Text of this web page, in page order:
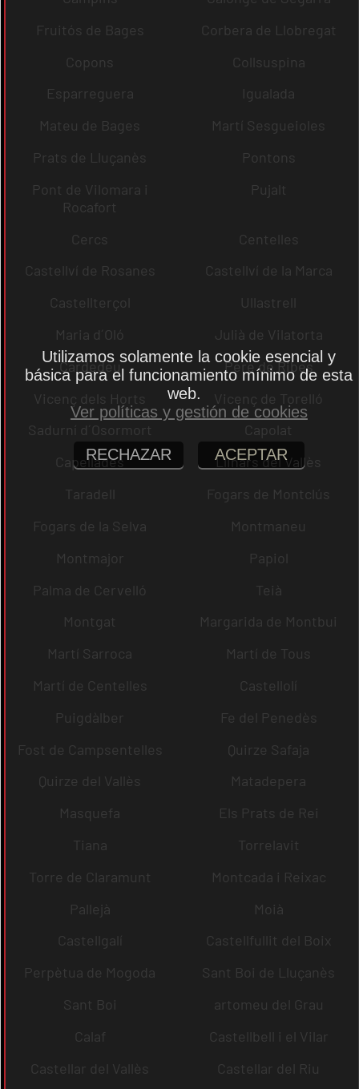
Fruitós de Bages
Corbera de Llobregat
Copons
Collsuspina
Esparreguera
Igualada
Mateu de Bages
Martí Sesgueioles
Prats de Lluçanès
Pontons
Pont de Vilomara i
Rocafort
Pujalt
Cercs
Centelles
Castellví de Rosanes
Castellví de la Marca
Castellterçol
Ullastrell
Maria d´Oló
Julià de Vilatorta
Cardedeu
Pere de Ribes
Vicenç dels Horts
Vicenç de Torelló
Sadurní d´Osormort
Capolat
Capellades
Llinars del Vallès
Taradell
Fogars de Montclús
Fogars de la Selva
Montmaneu
Montmajor
Papiol
Palma de Cervelló
Teià
Montgat
Margarida de Montbui
Martí Sarroca
Martí de Tous
Martí de Centelles
Castellolí
Puigdàlber
Fe del Penedès
Fost de Campsentelles
Quirze Safaja
Quirze del Vallès
Matadepera
Masquefa
Els Prats de Rei
Tiana
Torrelavit
Torre de Claramunt
Montcada i Reixac
Pallejà
Moià
Castellgalí
Castellfullit del Boix
Perpètua de Mogoda
Sant Boi de Lluçanès
Sant Boi
artomeu del Grau
Calaf
Castellbell i el Vilar
Castellar del Vallès
Castellar del Riu
Utilizamos solamente la cookie esencial y
básica para el funcionamiento mínimo de esta
web.
Ver políticas y gestión de cookies
RECHAZAR ACEPTAR